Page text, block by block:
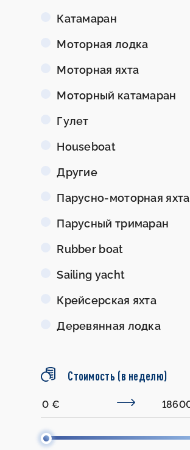
Катамаран
Моторная лодка
Моторная яхта
Моторный катамаран
Гулет
Houseboat
Другие
Парусно-моторная яхта
Парусный тримаран
Rubber boat
Sailing yacht
Крейсерская яхта
Деревянная лодка
Стоимость (в неделю)